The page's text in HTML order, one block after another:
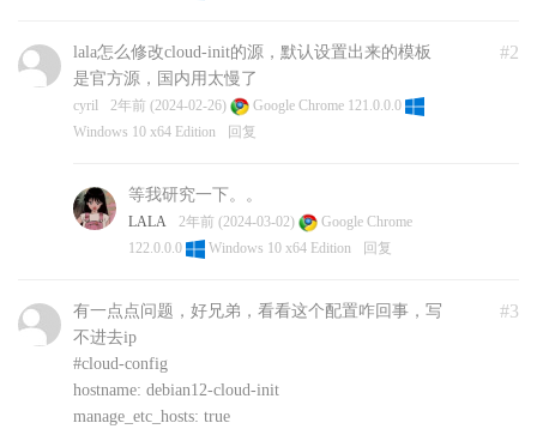
#2
lala怎么修改cloud-init的源，默认设置出来的模板
是官方源，国内用太慢了
cyril 2年前 (2024-02-26)
Google Chrome 121.0.0.0
Windows 10 x64 Edition
回复
等我研究一下。。
LALA 2年前 (2024-03-02)
Google Chrome
122.0.0.0
Windows 10 x64 Edition 回复
#3
有一点点问题，好兄弟，看看这个配置咋回事，写
不进去ip
#cloud-config
hostname: debian12-cloud-init
manage_etc_hosts: true